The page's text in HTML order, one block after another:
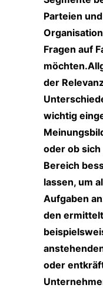
Parteien
Fragen auf
der
wichtig
oder ob
Bereich
lassen, um
Aufgaben
den
oder